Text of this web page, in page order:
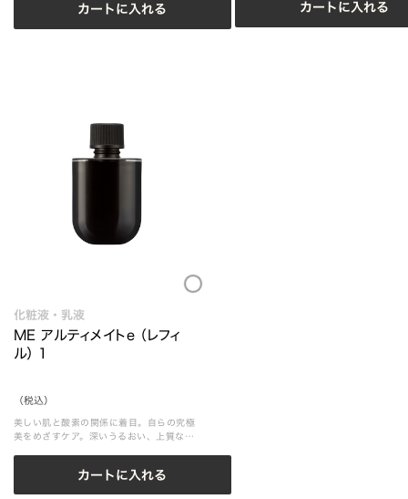
カートに入れる カートに入れる
Loading...
化粧液・乳液
ME アルティメイトe （レフィ
ル） 1
（税込）
美しい肌と酸素の関係に着目。自らの究極
美をめざすケア。深いうるおい、上質なハ
カートに入れる